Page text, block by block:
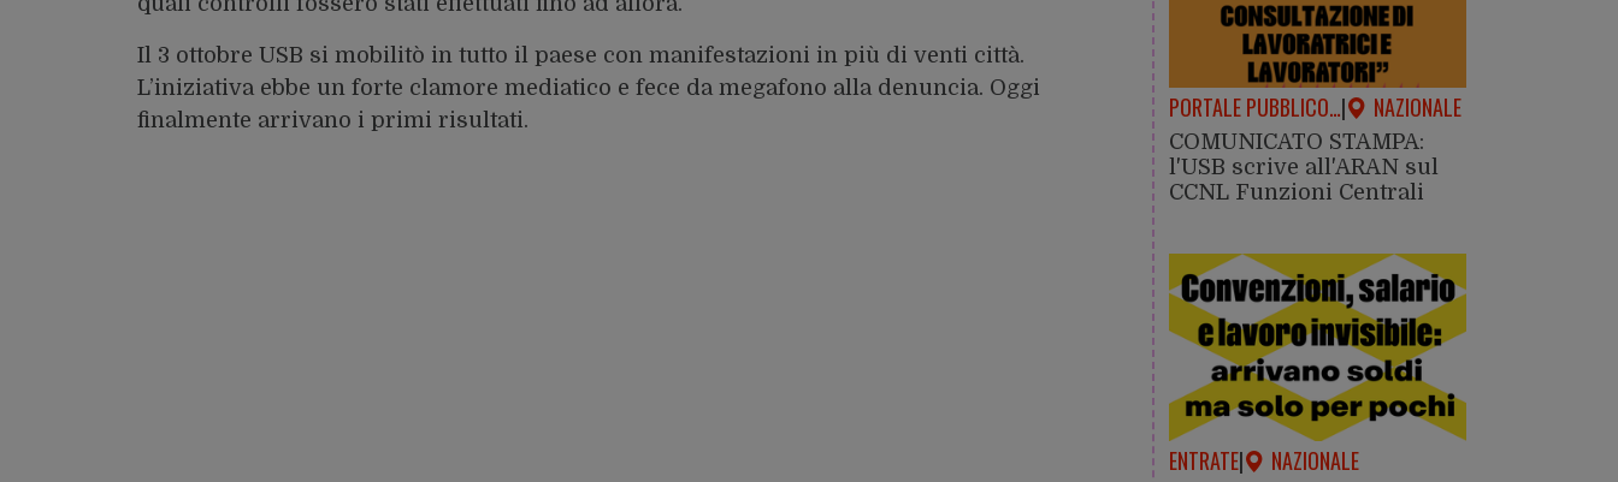
Il 3 ottobre USB si mobilitò in tutto il paese con manifestazioni in più di venti città.
L’iniziativa ebbe un forte clamore mediatico e fece da megafono alla denuncia. Oggi
finalmente arrivano i primi risultati.
PORTALE PUBBLICO…| NAZIONALE
COMUNICATO STAMPA:
l'USB scrive all'ARAN sul
CCNL Funzioni Centrali
ENTRATE| NAZIONALE